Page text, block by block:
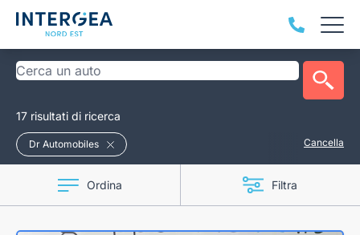
17 risultati di ricerca
Dr Automobiles Cancella
Ordina Filtra